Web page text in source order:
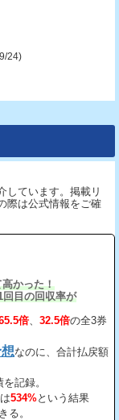
24)
しています。掲載リ
際は公式情報をご確
かった！
目の回収率が
倍 32.5倍の全3券
なのに、合計払戻額
記録。
534%という結果
る。